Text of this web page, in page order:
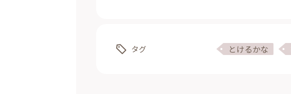
タグ とけるかな